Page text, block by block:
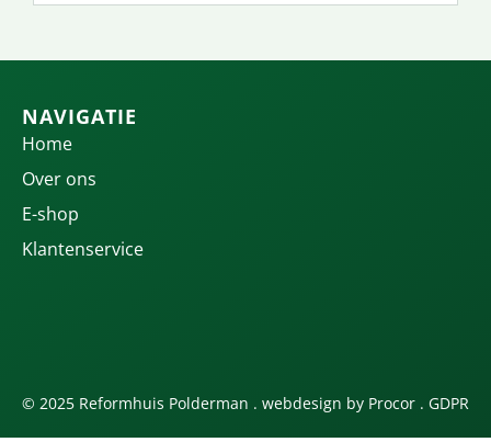
NAVIGATIE
Home
Over ons
E-shop
Klantenservice
© 2025 Reformhuis Polderman . webdesign by Procor . GDPR